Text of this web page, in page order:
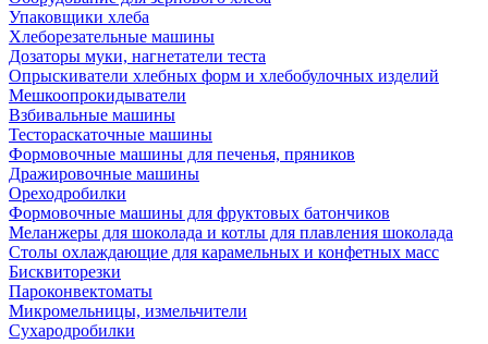
Упаковщики хлеба
Хлеборезательные машины
Дозаторы муки, нагнетатели теста
Опрыскиватели хлебных форм и хлебобулочных изделий
Мешкоопрокидыватели
Взбивальные машины
Тестораскаточные машины
Формовочные машины для печенья, пряников
Дражировочные машины
Ореходробилки
Формовочные машины для фруктовых батончиков
Меланжеры для шоколада и котлы для плавления шоколада
Столы охлаждающие для карамельных и конфетных масс
Бисквиторезки
Пароконвектоматы
Микромельницы, измельчители
Сухародробилки